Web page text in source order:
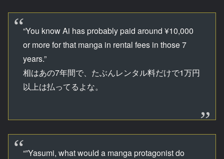
“You know Ai has probably paid around ¥10,000
or more for that manga in rental fees in those 7
years.”
相はあの7年間で、たぶんレンタル料だけで1万円
以上は払ってるよな。
“”Yasumi, what would a manga protagonist do